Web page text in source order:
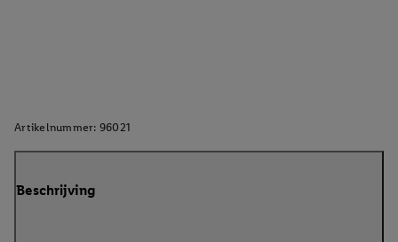
Artikelnummer: 96021
Beschrijving